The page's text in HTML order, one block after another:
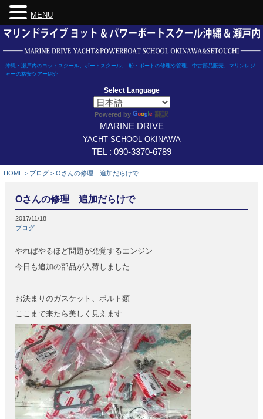
Skip
content
沖縄・瀬戸内のヨットスクール、ボートスクール、 船・ボートの修理や管理、中古部品販売、マリンレジ
ャーの格安ツアー紹介
Select Language
Powered by 翻訳
MARINE DRIVE
YACHT SCHOOL OKINAWA
TEL : 090-3370-6789
HOME > ブログ > Oさんの修理 追加だらけで
Oさんの修理 追加だらけで
2017/11/18
ブログ
やればやるほど問題が発覚するエンジン
今日も追加の部品が入荷しました
お決まりのガスケット、ボルト類
ここまで来たら美しく見えます
MENU